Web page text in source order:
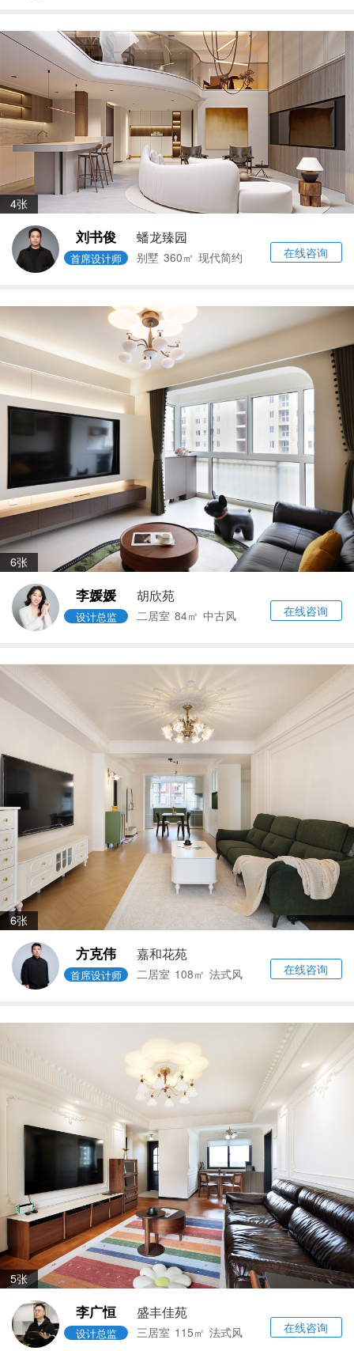
4张
刘书俊
首席设计师
蟠龙臻园
别墅 360㎡ 现代简约 在线咨询
6张
李媛媛
设计总监
胡欣苑
二居室 84㎡ 中古风 在线咨询
6张
方克伟
首席设计师
嘉和花苑
二居室 108㎡ 法式风 在线咨询
5张
李广恒
设计总监
盛丰佳苑
三居室 115㎡ 法式风 在线咨询